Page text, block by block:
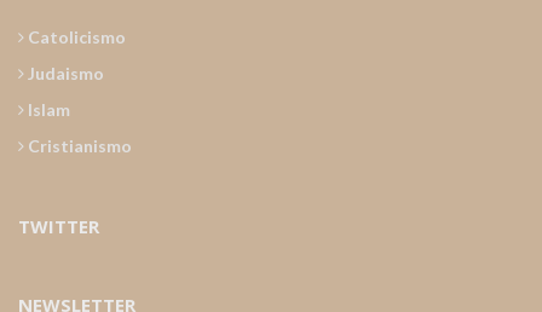
Catolicismo
Judaismo
Islam
Cristianismo
TWITTER
NEWSLETTER